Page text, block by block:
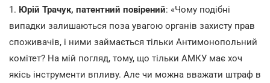
1. Юрій Трачук, патентний повірений: «Чому подібні
випадки залишаються поза увагою органів захисту прав
споживачів, і ними займається тільки Антимонопольний
комітет? На мій погляд, тому, що тільки АМКУ має хоч
якісь інструменти впливу. Але чи можна вважати штраф в